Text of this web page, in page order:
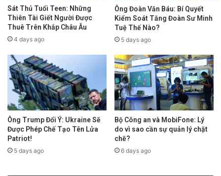
Sát Thủ Tuổi Teen: Những
Thiên Tài Giết Người Được
Thuê Trên Khắp Châu Âu
4 days ago
Ông Đoàn Văn Báu: Bí Quyết
Kiểm Soát Tăng Đoàn Sư Minh
Tuệ Thế Nào?
5 days ago
Ông Trump Đổi Ý: Ukraine Sẽ
Được Phép Chế Tạo Tên Lửa
Patriot!
5 days ago
Bộ Công an và MobiFone: Lý
do vì sao cần sự quản lý chặt
chẽ?
6 days ago